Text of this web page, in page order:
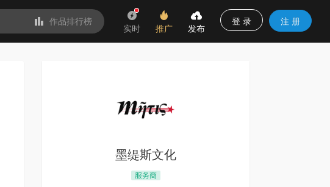
作品排行榜
实时 推广 发布
登 录 注 册
墨缇斯文化